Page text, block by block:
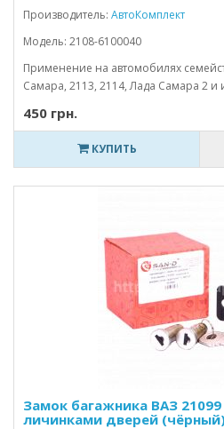
Производитель: АвтоКомплект
Модель: 2108-6100040
Применение на автомобилях
Самара, 2113, 2114, Лада Самара 2 и
450 грн.
КУПИТЬ
Замок багажника ВАЗ
личинками дверей (чёрный)